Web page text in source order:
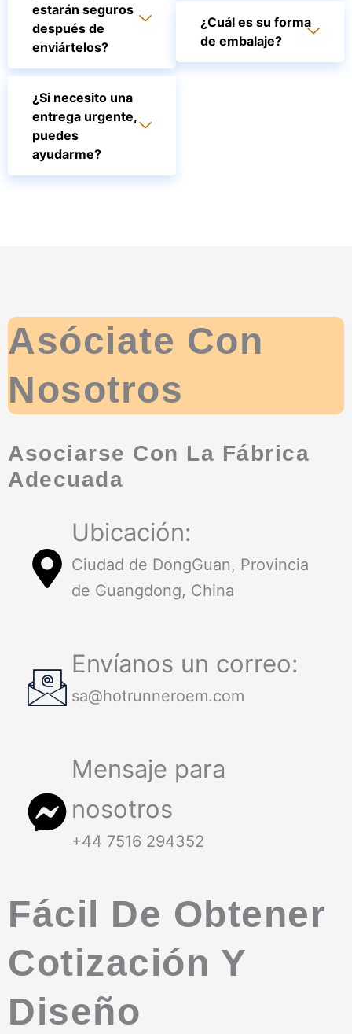
estarán seguros
después de
enviártelos?
¿Si necesito una
entrega urgente,
puedes
ayudarme?
¿Cuál es su forma
de embalaje?
Asóciate Con
Nosotros
Asociarse Con La Fábrica
Adecuada
Ubicación:
Ciudad de DongGuan, Provincia
de Guangdong, China
Envíanos un correo:
sa@hotrunneroem.com
Mensaje para
nosotros
+44 7516 294352
Fácil De Obtener
Cotización Y
Diseño